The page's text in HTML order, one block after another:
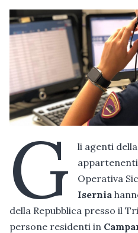
G
li agenti
appartenenti
Operativa
Isernia
della Repubblica presso il
persone residenti in